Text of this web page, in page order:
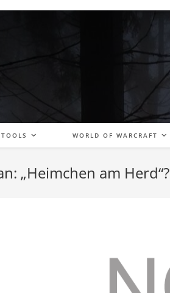
TOOLS WORLD OF WARCRAFT
„Heimchen am Herd“?